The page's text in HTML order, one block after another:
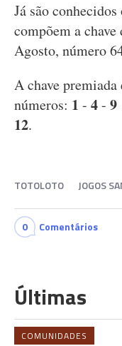
Já são
compõem a
Agosto, número
A chave premiada
números: 1 - 4- 9
12.
TOTOLOTO JOGOS
0 Comentários
Últimas
COMUNIDADES